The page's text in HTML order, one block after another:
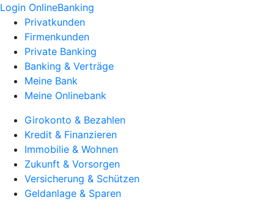
Login OnlineBanking
Privatkunden
Firmenkunden
Private Banking
Banking & Verträge
Meine Bank
Meine Onlinebank
Girokonto & Bezahlen
Kredit & Finanzieren
Immobilie & Wohnen
Zukunft & Vorsorgen
Versicherung & Schützen
Geldanlage & Sparen